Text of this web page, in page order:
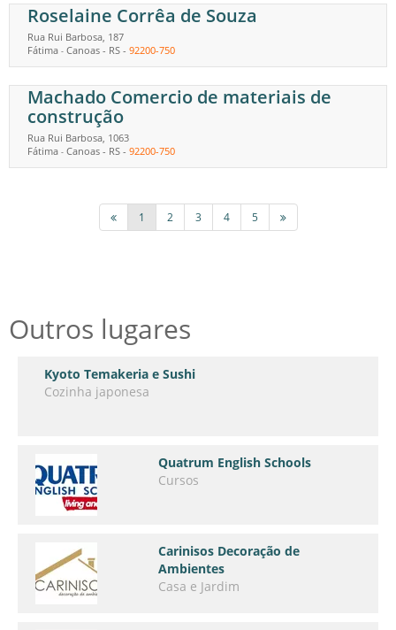
Roselaine Corrêa de Souza
Rua Rui Barbosa, 187
Fátima - Canoas - RS - 92200-750
Machado Comercio de materiais de
construção
Rua Rui Barbosa, 1063
Fátima - Canoas - RS - 92200-750
1 2 3 4 5
Outros lugares
Kyoto Temakeria e Sushi
Cozinha japonesa
Quatrum English Schools
Cursos
Carinisos Decoração de
Ambientes
Casa e Jardim